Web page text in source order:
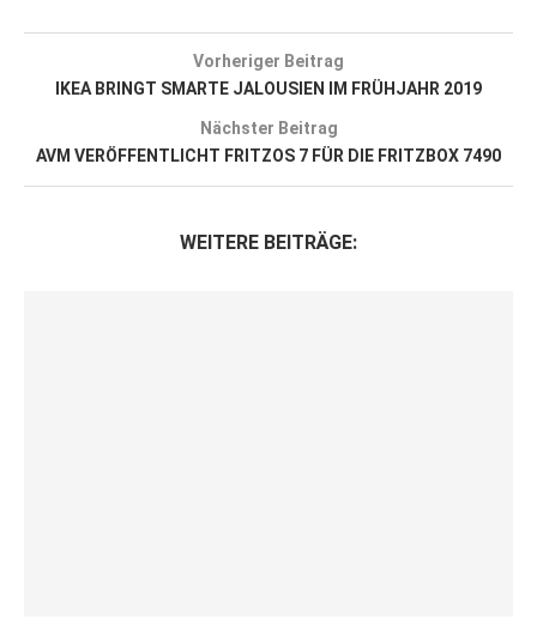
Vorheriger Beitrag
IKEA BRINGT SMARTE JALOUSIEN IM FRÜHJAHR 2019
Nächster Beitrag
AVM VERÖFFENTLICHT FRITZOS 7 FÜR DIE FRITZBOX 7490
WEITERE BEITRÄGE: